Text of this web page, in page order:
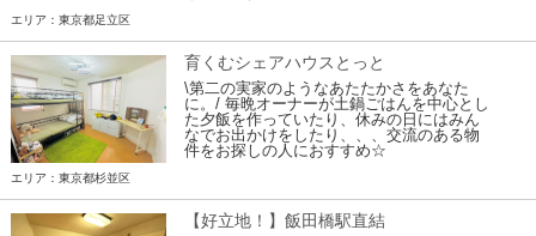
エリア：東京都足立区
育くむシェアハウスとっと
\第二の実家のようなあたたかさをあなた
に。/ 毎晩オーナーが土鍋ごはんを中心とし
た夕飯を作っていたり、休みの日にはみん
なでお出かけをしたり、、、交流のある物
件をお探しの人におすすめ☆
エリア：東京都杉並区
【好立地！】飯田橋駅直結